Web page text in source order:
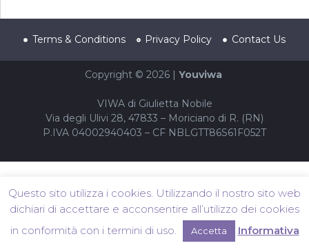
Terms & Conditions Privacy Policy Contact Us
Copyright © 2026 | Youviwa
VIWA di Giulietta Nobile
Via degli Ulivi 28, 47833 – Moriciano di R. (RN)
P.IVA 04002940403 – CF NBLGTT86S61F052T
Questo sito utilizza i cookies. Utilizzando il nostro sito web
dichiari di accettare e acconsentire all’utilizzo dei cookies
in conformità con i termini di uso.
Accetta Informativa